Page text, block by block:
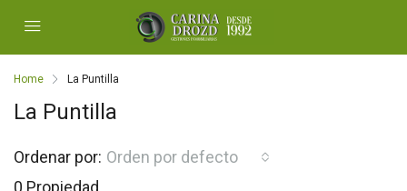
Home La Puntilla
La Puntilla
0 Propiedad
Ordenar por: Orden por defecto